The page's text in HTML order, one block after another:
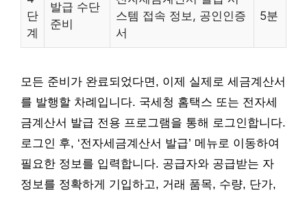
단
계
발급 수단
준비
스템 접속 정보, 공인인증
서
5분
모든 준비가 완료되었다면, 이제 실제로 세금계산서
를 발행할 차례입니다. 국세청 홈택스 또는 전자세
금계산서 발급 전용 프로그램을 통해 로그인합니다.
로그인 후, ‘전자세금계산서 발급’ 메뉴로 이동하여
필요한 정보를 입력합니다. 공급자와 공급받는 자
정보를 정확하게 기입하고, 거래 품목, 수량, 단가,